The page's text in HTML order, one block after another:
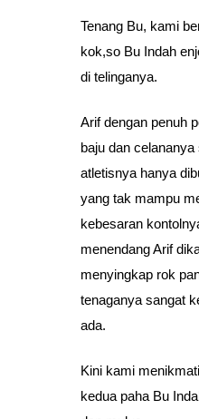
Tenang Bu, kami
kok,so Bu Indah
di telinganya.
Arif dengan penuh
baju dan
atletisnya hanya
yang tak mampu
kebesaran
menendang Arif
menyingkap rok
tenaganya sangat
ada.
Kini kami
kedua paha Bu